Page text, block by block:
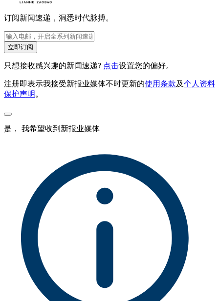
订阅新闻速递，洞悉时代脉搏。
立即订阅
只想接收感兴趣的新闻速递? 点击设置您的偏好。
注册即表示我接受新报业媒体不时更新的使用条款及个人资料
保护声明 。
是， 我希望收到新报业媒体